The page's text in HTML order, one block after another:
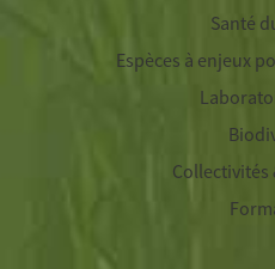
Santé
Espèces à enjeux
Collectivités